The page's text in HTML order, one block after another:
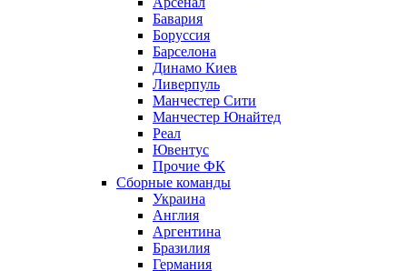
Бавария
Боруссия
Барселона
Динамо Киев
Ливерпуль
Манчестер Сити
Манчестер Юнайтед
Реал
Ювентус
Прочие ФК
Сборные команды
Украина
Англия
Аргентина
Бразилия
Германия